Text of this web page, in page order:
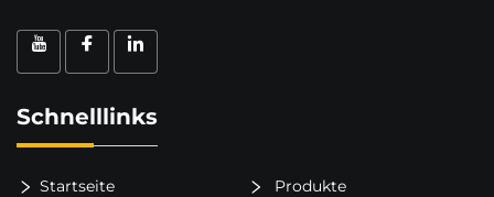
Schnelllinks
Startseite Produkte